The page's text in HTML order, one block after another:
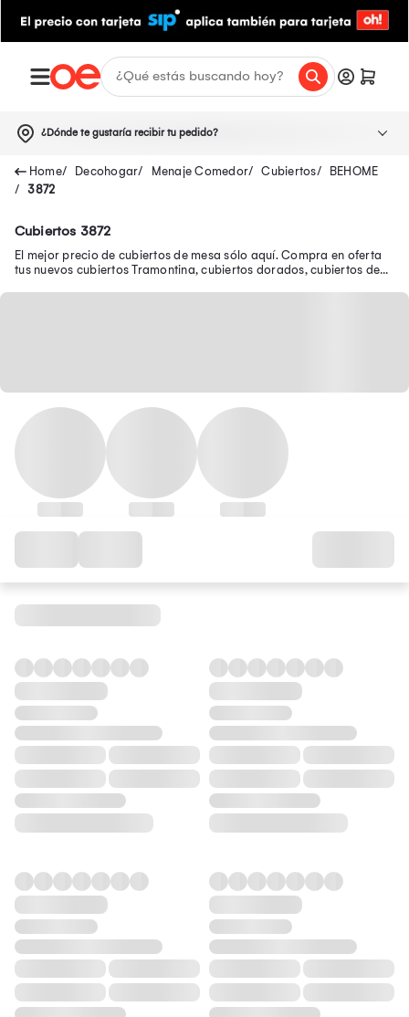
¿Dónde te gustaría recibir tu pedido?
Decohogar Menaje Comedor Cubiertos
BEHOME
3872
Cubiertos 3872
El mejor precio de cubiertos de mesa sólo aquí. Compra en oferta
tus nuevos cubiertos Tramontina, cubiertos dorados, cubiertos de